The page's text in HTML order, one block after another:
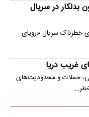
بدلکار در سریال
خطرناک سریال «رویای
غریب دریا
حملات و محدودیت‌های